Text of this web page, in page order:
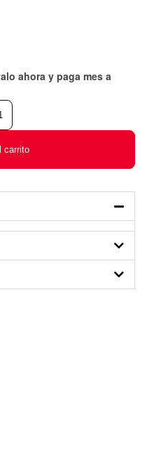
ahora y paga mes a
carrito